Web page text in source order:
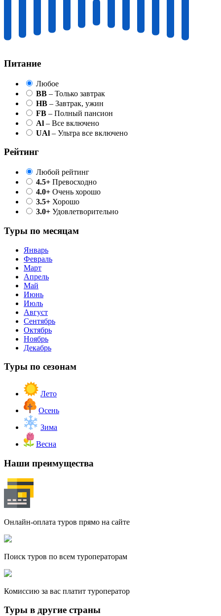
Питание
Любое
BB – Только завтрак
HB – Завтрак, ужин
FB – Полный пансион
Al – Все включено
UAl – Ультра все включено
Рейтинг
Любой рейтинг
4.5+ Превосходно
4.0+ Очень хорошо
3.5+ Хорошо
3.0+ Удовлетворительно
Туры по месяцам
Январь
Февраль
Март
Апрель
Май
Июнь
Июль
Август
Сентябрь
Октябрь
Ноябрь
Декабрь
Туры по сезонам
Лето
Осень
Зима
Весна
Наши преимущества
Онлайн-оплата туров прямо на сайте
Поиск туров по всем туроператорам
Комиссию за вас платит туроператор
Туры в другие страны